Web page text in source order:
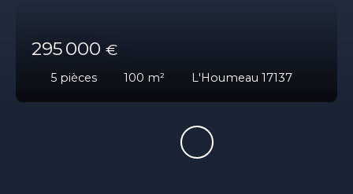
295 000 €
5 pièces 100 m² L'Houmeau 17137